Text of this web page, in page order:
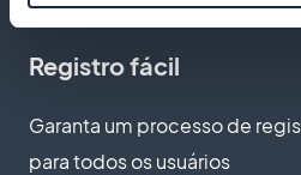
Registro fácil
Garanta um processo de
para todos os usuários